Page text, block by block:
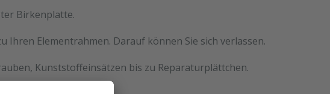
Birkenplatte.
Ihren Elementrahmen. Darauf können Sie sich verlassen.
Kunststoffeinsätzen bis zu Reparaturplättchen.